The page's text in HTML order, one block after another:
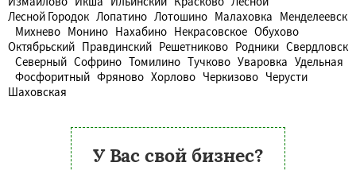
Лесной Городок Лопатино Лотошино Малаховка Менделеевск
Михнево Монино Нахабино Некрасовское Обухово
Октябрьский Правдинский Решетниково Родники Свердловск
Северный Софрино Томилино Тучково Уваровка Удельная
Фосфоритный Фряново Хорлово Черкизово Черусти
Шаховская
У Вас свой бизнес?